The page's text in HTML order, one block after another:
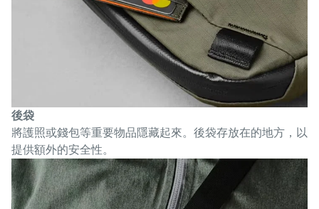
後袋
將護照或錢包等重要物品隱藏起來。後袋存放在的地方，以
提供額外的安全性。